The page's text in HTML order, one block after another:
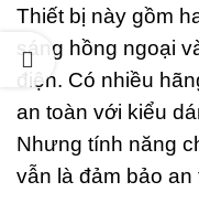
Thiết bị này gồm
sáng hồng ngoại
điện. Có nhiều
an toàn với kiểu
Nhưng tính năng
vẫn là đảm bảo